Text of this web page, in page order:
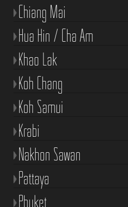
Chiang Mai
Hua Hin / Cha Am
Khao Lak
Koh Chang
Koh Samui
Krabi
Nakhon Sawan
Pattaya
Phuket